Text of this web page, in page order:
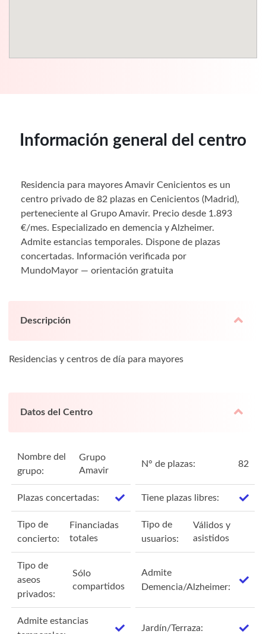
Información general del centro
Residencia para mayores Amavir Cenicientos es un
centro privado de 82 plazas en Cenicientos (Madrid),
perteneciente al Grupo Amavir. Precio desde 1.893
€/mes. Especializado en demencia y Alzheimer.
Admite estancias temporales. Dispone de plazas
concertadas. Información verificada por
MundoMayor — orientación gratuita
Descripción
Residencias y centros de día para mayores
Datos del Centro
Nombre del
grupo:
Grupo
Amavir
N° de plazas: 82
Plazas concertadas: Tiene plazas libres:
Tipo de
concierto:
Financiadas
totales
Tipo de
usuarios:
Válidos y
asistidos
Tipo de
aseos
privados:
Sólo
compartidos
Admite
Demencia/Alzheimer:
Admite estancias
Jardín/Terraza: